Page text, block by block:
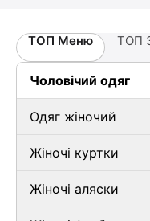
ТОП Меню ТОП
Чоловічий одяг
Одяг жіночий
Жіночі куртки
Жіночі аляски